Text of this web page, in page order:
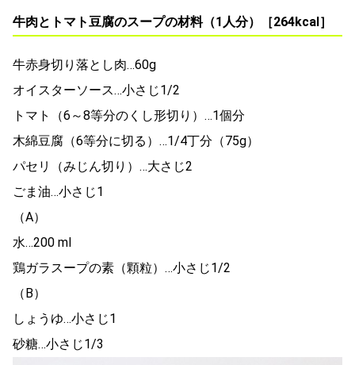
牛肉とトマト豆腐のスープの材料（1人分）［264kcal］
牛赤身切り落とし肉…60g
オイスターソース…小さじ1/2
トマト（6～8等分のくし形切り）…1個分
木綿豆腐（6等分に切る）…1/4丁分（75g）
パセリ（みじん切り）…大さじ2
ごま油…小さじ1
（A）
水…200 ml
鶏ガラスープの素（顆粒）…小さじ1/2
（B）
しょうゆ…小さじ1
砂糖…小さじ1/3